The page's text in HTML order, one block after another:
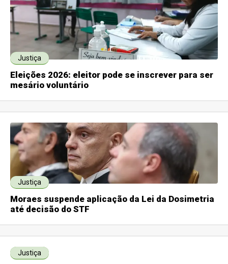
Justiça
Eleições 2026: eleitor pode se inscrever para ser
mesário voluntário
Justiça
Moraes suspende aplicação da Lei da Dosimetria
até decisão do STF
Justiça